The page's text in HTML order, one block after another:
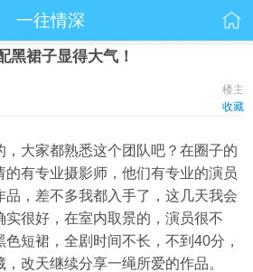
一往情深
黑裙子显得大气！
楼主
收藏
，大家都熟悉这个团队吧？在圈子的
有专业摄影师，他们有专业的演员
品，差不多我都入手了，这几天我会
实很好，在室内取景的，演员很不
短裙，全剧时间不长，不到40分，
改天继续分享一绳所爱的作品。